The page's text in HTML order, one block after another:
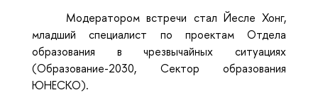
Модератором встречи стал Йесле Хонг,
младший специалист по проектам Отдела
образования в чрезвычайных ситуациях
(Образование-2030, Сектор образования
ЮНЕСКО).